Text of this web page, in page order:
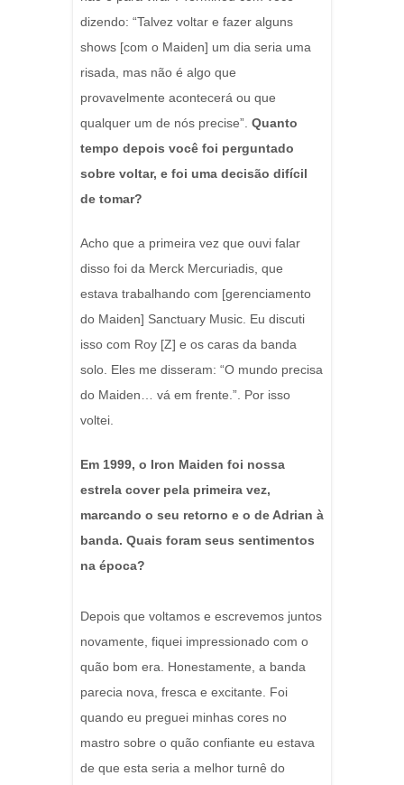
dizendo: “Talvez voltar e fazer alguns
shows [com o Maiden] um dia seria uma
risada, mas não é algo que
provavelmente acontecerá ou que
qualquer um de nós precise”. Quanto
tempo depois você foi perguntado
sobre voltar, e foi uma decisão difícil
de tomar?
Acho que a primeira vez que ouvi falar
disso foi da Merck Mercuriadis, que
estava trabalhando com [gerenciamento
do Maiden] Sanctuary Music. Eu discuti
isso com Roy [Z] e os caras da banda
solo. Eles me disseram: “O mundo precisa
do Maiden… vá em frente.”. Por isso
voltei.
Em 1999, o Iron Maiden foi nossa
estrela cover pela primeira vez,
marcando o seu retorno e o de Adrian à
banda. Quais foram seus sentimentos
na época?
Depois que voltamos e escrevemos juntos
novamente, fiquei impressionado com o
quão bom era. Honestamente, a banda
parecia nova, fresca e excitante. Foi
quando eu preguei minhas cores no
mastro sobre o quão confiante eu estava
de que esta seria a melhor turnê do